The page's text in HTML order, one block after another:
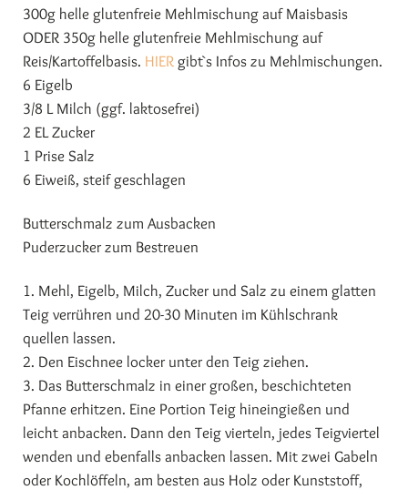
300g helle glutenfreie Mehlmischung auf Maisbasis
ODER 350g helle glutenfreie Mehlmischung auf
Reis/Kartoffelbasis. HIER gibt`s Infos zu Mehlmischungen.
6 Eigelb
3/8 L Milch (ggf. laktosefrei)
2 EL Zucker
1 Prise Salz
6 Eiweiß, steif geschlagen
Butterschmalz zum Ausbacken
Puderzucker zum Bestreuen
1. Mehl, Eigelb, Milch, Zucker und Salz zu einem glatten
Teig verrühren und 20-30 Minuten im Kühlschrank
quellen lassen.
2. Den Eischnee locker unter den Teig ziehen.
3. Das Butterschmalz in einer großen, beschichteten
Pfanne erhitzen. Eine Portion Teig hineingießen und
leicht anbacken. Dann den Teig vierteln, jedes Teigviertel
wenden und ebenfalls anbacken lassen. Mit zwei Gabeln
oder Kochlöffeln, am besten aus Holz oder Kunststoff,